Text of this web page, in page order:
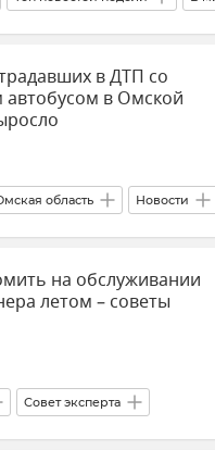
Крыма
в ДТП со
в Омской
область Новости
на обслуживании
летом – советы
Совет эксперта
Кондиционер